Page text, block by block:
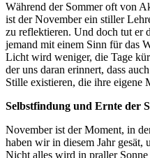
Während der Sommer oft von
ist der November ein stiller
zu reflektieren. Und doch tut er
jemand mit einem Sinn für das
Licht wird weniger, die Tage
der uns daran erinnert, dass
Stille existieren, die ihre eigene
Selbstfindung und Ernte der
November ist der Moment, in
haben wir in diesem Jahr
Nicht alles wird in praller